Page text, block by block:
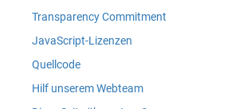
Transparency Commitment
JavaScript-Lizenzen
Quellcode
Hilf unserem Webteam